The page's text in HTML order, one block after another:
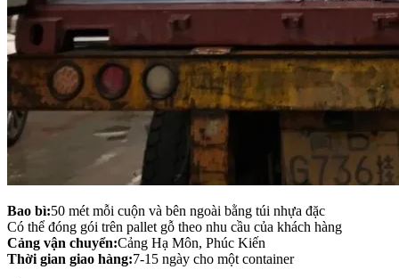
Bao bì:50 mét mỗi cuộn và bên ngoài bằng túi nhựa đặc
Có thể đóng gói trên pallet gỗ theo nhu cầu của khách hàng
Cảng vận chuyển:Cảng Hạ Môn, Phúc Kiến
Thời gian giao hàng:7-15 ngày cho một container